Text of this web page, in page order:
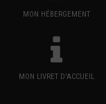
MON HÉBERGEMENT
MON LIVRET D'ACCUEIL